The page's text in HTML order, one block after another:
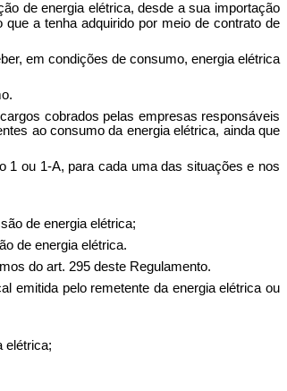
de energia elétrica, desde a sua importação
a tenha adquirido por meio de contrato de
em condições de consumo, energia elétrica
cobrados pelas empresas responsáveis
ao consumo da energia elétrica, ainda que
1 ou 1-A, para cada uma das situações e nos
de energia elétrica;
de energia elétrica.
do art. 295 deste Regulamento.
emitida pelo remetente da energia elétrica ou
elétrica;